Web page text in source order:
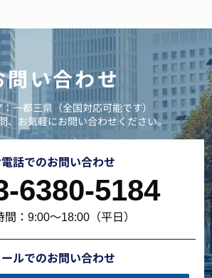
問い合わせ
一都三県（全国対応可能です）
、お気軽にお問い合わせください。
話でのお問い合わせ
6380-5184
間：9:00～18:00（平日）
ルでのお問い合わせ